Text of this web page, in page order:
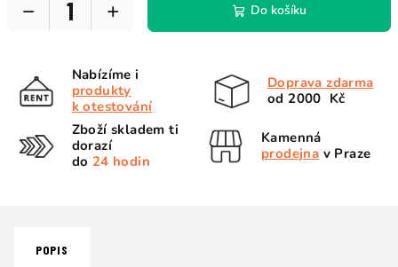
+
− Do košíku
Nabízíme i
produkty
k otestování
Doprava zdarma
od 2000 Kč
Zboží skladem ti
dorazí
do 24 hodin
Kamenná
prodejna v Praze
POPIS